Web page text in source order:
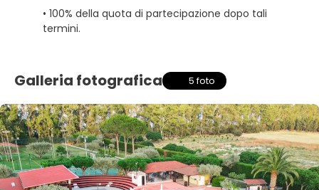
• 100% della quota di partecipazione dopo tali
termini.
Galleria fotografica 5 foto